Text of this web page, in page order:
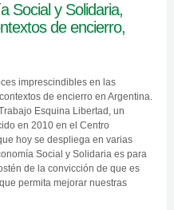
Social y Solidaria,
de encierro,
imprescindibles en las
de encierro en Argentina.
Esquina Libertad, un
en 2010 en el Centro
hoy se despliega en varias
Social y Solidaria es para
de la convicción de que es
permita mejorar nuestras